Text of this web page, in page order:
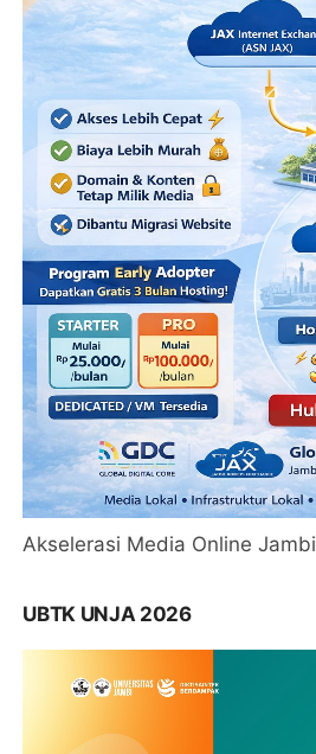
Akselerasi Media Online Jambi
UBTK UNJA 2026